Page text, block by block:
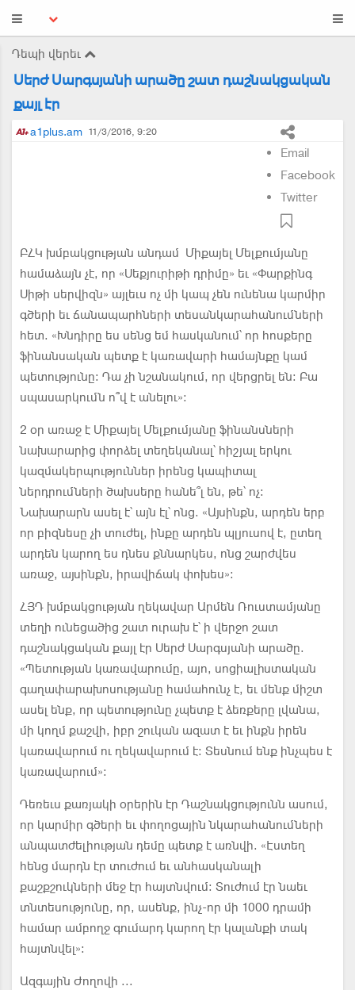
Դեպի վերեւ
Սերժ Սարգսյանի արածը շատ դաշնակցական
քայլ էր
a1plus.am 11/3/2016, 9:20
Email
Facebook
Twitter
ԲՀԿ խմբակցության անդամ Միքայել Մելքումյանը
համաձայն չէ, որ «Սեքյուրիթի դրիմը» եւ «Փարքինգ
Սիթի սերվիզն» այլեւս ոչ մի կապ չեն ունենա կարմիր
գծերի եւ ճանապարհների տեսանկարահանումների
հետ. «Խնդիրը ես սենց եմ հասկանում՝ որ հոսքերը
ֆինանսական պետք է կառավարի համայնքը կամ
պետությունը: Դա չի նշանակում, որ վերցրել են: Բա
սպասարկումն ո՞վ է անելու»:
2 օր առաջ է Միքայել Մելքումյանը ֆինանսների
նախարարից փորձել տեղեկանալ՝ հիշյալ երկու
կազմակերպություններ իրենց կապիտալ
ներդրումների ծախսերը հանե՞լ են, թե՝ ոչ:
Նախարարն ասել է՝ այն էլ՝ ոնց. «Այսինքն, արդեն երբ
որ բիզնեսը չի տուժել, ինքը արդեն պլյուսով է, ըտեղ
արդեն կարող ես դնես քննարկես, ոնց շարժվես
առաջ, այսինքն, իրավիճակ փոխես»:
ՀՅԴ խմբակցության ղեկավար Արմեն Ռուստամյանը
տեղի ունեցածից շատ ուրախ է՝ ի վերջո շատ
դաշնակցական քայլ էր Սերժ Սարգսյանի արածը.
«Պետության կառավարումը, այո, սոցիալիստական
գաղափարախոսությանը համահունչ է, եւ մենք միշտ
ասել ենք, որ պետությունը չպետք է ձեռքերը լվանա,
մի կողմ քաշվի, իբր շուկան ազատ է եւ ինքն իրեն
կառավարում ու ղեկավարում է: Տեսնում ենք ինչպես է
կառավարում»:
Դեռեւս քառյակի օրերին էր Դաշնակցությունն ասում,
որ կարմիր գծերի եւ փողոցային նկարահանումների
անպատժելիության դեմը պետք է առնվի. «Էստեղ
հենց մարդն էր տուժում եւ անհասկանալի
քաշքշուկների մեջ էր հայտնվում: Տուժում էր նաեւ
տնտեսությունը, որ, ասենք, ինչ-որ մի 1000 դրամի
համար ամբողջ գումարդ կարող էր կալանքի տակ
հայտնվել»:
Ազգային Ժողովի ...